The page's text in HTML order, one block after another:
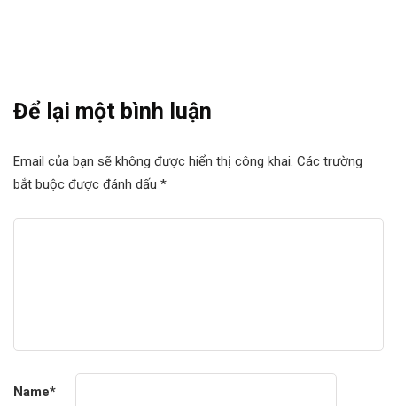
Để lại một bình luận
Email của bạn sẽ không được hiển thị công khai. Các trường
bắt buộc được đánh dấu *
Name*